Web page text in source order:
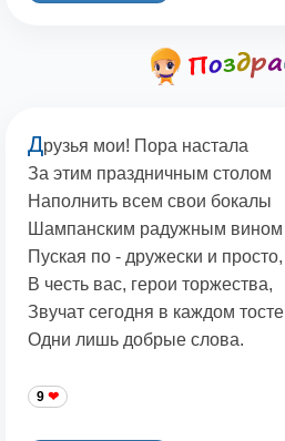
Друзья мои! Пора настала
За этим праздничным столом
Наполнить всем свои бокалы
Шампанским радужным вином
Пуская по - дружески и просто,
В честь вас, герои торжества,
Звучат сегодня в каждом тосте
Одни лишь добрые слова.
9